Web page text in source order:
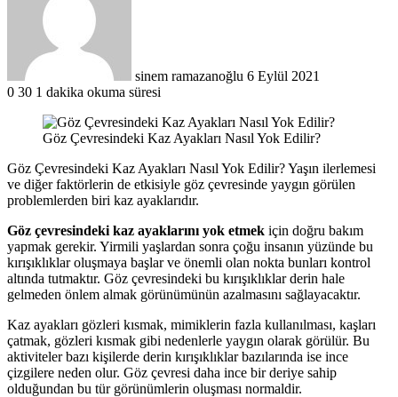
sinem ramazanoğlu 6 Eylül 2021
0 30 1 dakika okuma süresi
Göz Çevresindeki Kaz Ayakları Nasıl Yok Edilir?
Göz Çevresindeki Kaz Ayakları Nasıl Yok Edilir? Yaşın ilerlemesi
ve diğer faktörlerin de etkisiyle göz çevresinde yaygın görülen
problemlerden biri kaz ayaklarıdır.
Göz çevresindeki kaz ayaklarını yok etmek için doğru bakım
yapmak gerekir. Yirmili yaşlardan sonra çoğu insanın yüzünde bu
kırışıklıklar oluşmaya başlar ve önemli olan nokta bunları kontrol
altında tutmaktır. Göz çevresindeki bu kırışıklıklar derin hale
gelmeden önlem almak görünümünün azalmasını sağlayacaktır.
Kaz ayakları gözleri kısmak, mimiklerin fazla kullanılması, kaşları
çatmak, gözleri kısmak gibi nedenlerle yaygın olarak görülür. Bu
aktiviteler bazı kişilerde derin kırışıklıklar bazılarında ise ince
çizgilere neden olur. Göz çevresi daha ince bir deriye sahip
olduğundan bu tür görünümlerin oluşması normaldir.